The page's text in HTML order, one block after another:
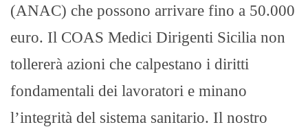
(ANAC) che possono arrivare fino a 50.000
euro. Il COAS Medici Dirigenti Sicilia non
tollererà azioni che calpestano i diritti
fondamentali dei lavoratori e minano
l’integrità del sistema sanitario. Il nostro